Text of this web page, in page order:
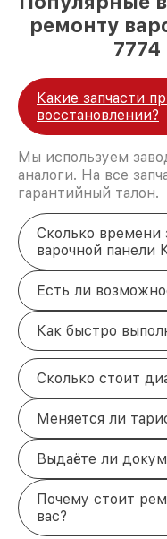
ремонту
7774
Какие запчасти
восстановлении?
Мы используем
аналоги. На все
гарантийный талон.
Сколько времени
варочной панели
Есть ли
Как быстро
Сколько стоит
Меняется ли
Выдаёте ли
Почему стоит
вас?